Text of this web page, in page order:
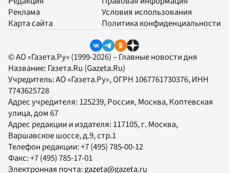
Реклама
Карта сайта
Условия использования
Политика конфиденциальности
© АО «Газета.Ру» (1999-2026) – Главные новости дня
Название: Газета.Ru (Gazeta.Ru)
Учредитель:АО «Газета.Ру», ОГРН 1067761730376, ИНН
7743625728
Адрес учредителя: 125239, Россия, Москва, Коптевская
улица, дом 67
Адрес редакции и издателя: 117105, г. Москва,
Варшавское шоссе, д.9, стр.1
Телефон редакции:+7 (495) 785-00-12
Факс:+7 (495) 785-17-01
Электронная почта:gazeta@gazeta.ru